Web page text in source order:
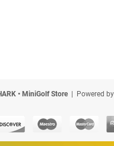
• MiniGolf Store| Powered by